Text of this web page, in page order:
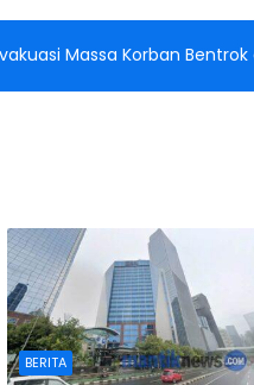
Massa Korban
BERITA